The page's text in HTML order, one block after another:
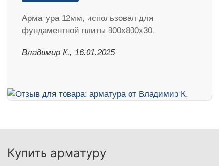
Арматура 12мм, использовал для
фундаментной плиты 800х800х30.
Владимир К., 16.01.2025
Купить арматуру